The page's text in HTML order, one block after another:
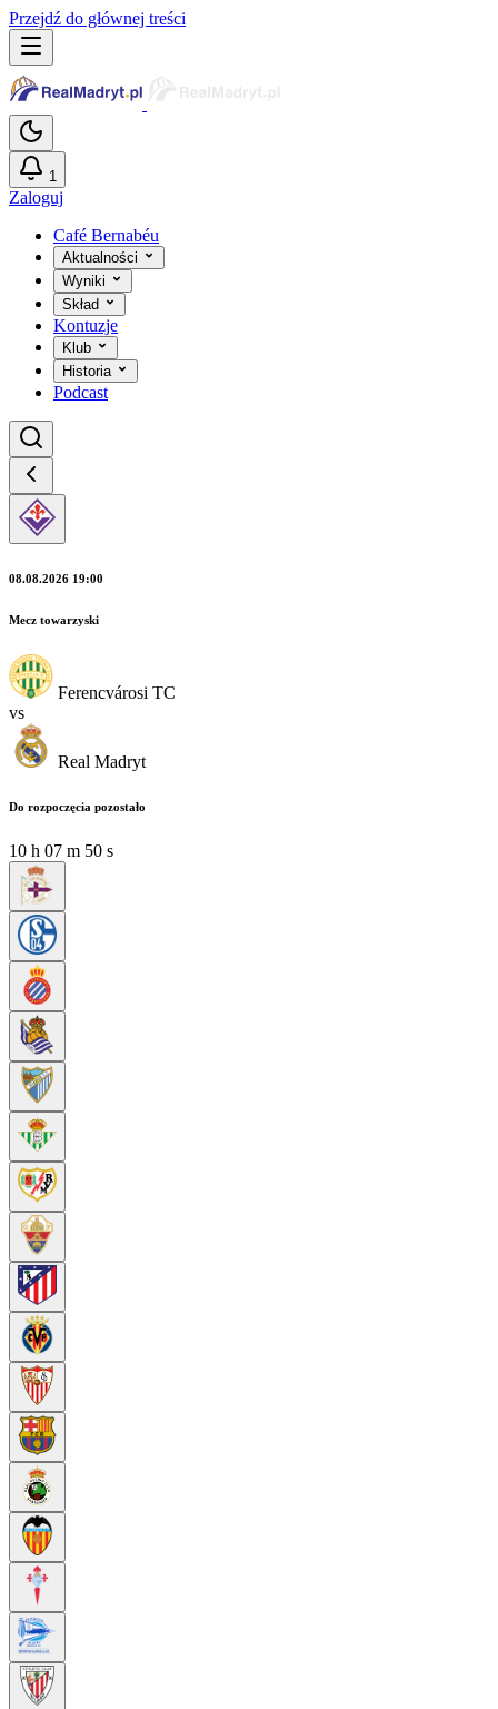
Przejdź do głównej treści
1
Zaloguj
Café Bernabéu
Aktualności
Wyniki
Skład
Kontuzje
Klub
Historia
Podcast
08.08.2026 19:00
Mecz towarzyski
Ferencvárosi TC
vs
Real Madryt
Do rozpoczęcia pozostało
10 h 07 m 49 s